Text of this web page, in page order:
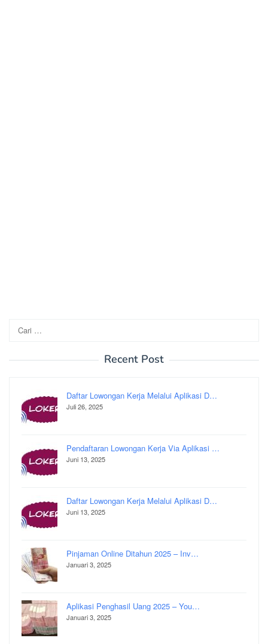
Cari
untuk:
Recent Post
Daftar Lowongan Kerja Melalui Aplikasi D…
Juli 26, 2025
Pendaftaran Lowongan Kerja Via Aplikasi …
Juni 13, 2025
Daftar Lowongan Kerja Melalui Aplikasi D…
Juni 13, 2025
Pinjaman Online Ditahun 2025 – Inv…
Januari 3, 2025
Aplikasi Penghasil Uang 2025 – You…
Januari 3, 2025